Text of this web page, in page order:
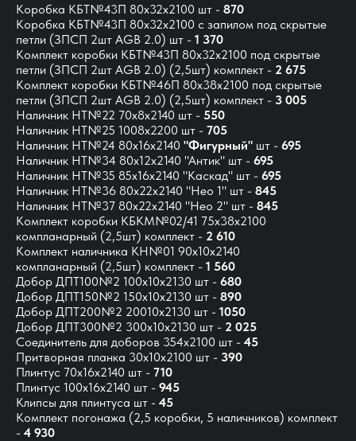
Коробка КБТ№43П 80х32х2100 шт - 870
Коробка КБТ№43П 80х32х2100 с запилом под скрытые
петли (ЗПСП 2шт AGB 2.0) шт - 1 370
Комплект коробки КБТ№43П 80x32x2100 под скрытые
петли (ЗПСП 2шт AGB 2.0) (2,5шт) комплект - 2 675
Комплект коробки КБТ№46П 80x38x2100 под скрытые
петли (ЗПСП 2шт AGB 2.0) (2,5шт) комплект - 3 005
Наличник НТ№22 70х8х2140 шт - 550
Наличник НТ№25 1008х2200 шт - 705
Наличник НТ№24 80х16х2140 "Фигурный" шт - 695
Наличник НТ№34 80х12х2140 "Антик" шт - 695
Наличник НТ№35 85х16х2140 "Каскад" шт - 695
Наличник НТ№36 80х22х2140 "Нео 1" шт - 845
Наличник НТ№37 80х22х2140 "Нео 2" шт - 845
Комплект коробки КБКМ№02/41 75х38х2100
компланарный (2,5шт) комплект - 2 610
Комплект наличника КН№01 90х10х2140
компланарный (2,5шт) комплект - 1 560
Добор ДПТ100№2 100х10х2130 шт - 680
Добор ДПТ150№2 150х10х2130 шт - 890
Добор ДПТ200№2 20010х2130 шт - 1050
Добор ДПТ300№2 300х10х2130 шт - 2 025
Соединитель для доборов 354х2100 шт - 45
Притворная планка 30х10х2100 шт - 390
Плинтус 70х16х2140 шт - 710
Плинтус 100х16х2140 шт - 945
Клипсы для плинтуса шт - 45
Комплект погонажа (2,5 коробки, 5 наличников) комплект
- 4 930